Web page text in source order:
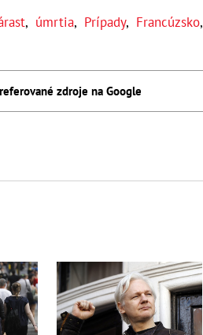
, úmrtia, Prípady, Francúzsko,
zdroje na Google